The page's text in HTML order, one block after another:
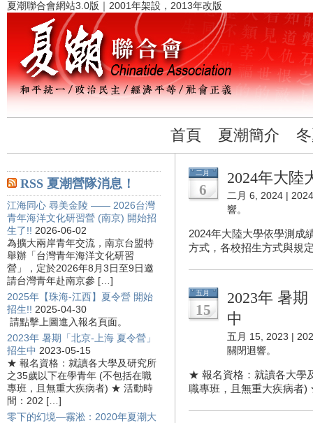
夏潮聯合會網站3.0版｜2001年架設，2013年改版
首頁 夏潮簡介
RSS 夏潮營隊消息！
江海同心 尋美金陵 —— 2026台灣
青年海洋文化研習營 (南京) 開始招
生了!! 2026-06-02
為擴大兩岸青年交流，南京台盟特
舉辦「台灣青年海洋文化研習
營」，定於2026年8月3日至9日邀
請台灣青年赴南京參 […]
2025年【珠海-江西】夏令營 開始
招生!! 2025-04-30
請點擊上圖進入報名頁面。
2023年 暑期「北京-上海 夏令營」
招生中 2023-05-15
★ 報名資格：就讀各大學及研究所
之35歲以下在學青年 (不包括在職
專班，且無重大疾病者) ★ 活動時
間：202 […]
零下的幻境—霧淞：2020年夏潮大
二月
6
2024年大陸
二月 6, 2024 |
響。
2024年大陸大學依學測成
方式，各校招生方式與規
五月
15
2023年 暑
中
五月 15, 2023 |
關閉迴響。
★ 報名資格：就讀各大學
職專班，且無重大疾病者